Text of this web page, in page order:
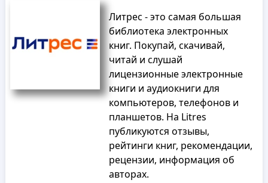
Литрес - это самая большая
библиотека электронных
книг. Покупай, скачивай,
читай и слушай
лицензионные электронные
книги и аудиокниги для
компьютеров, телефонов и
планшетов. На Litres
публикуются отзывы,
рейтинги книг, рекомендации,
рецензии, информация об
авторах.